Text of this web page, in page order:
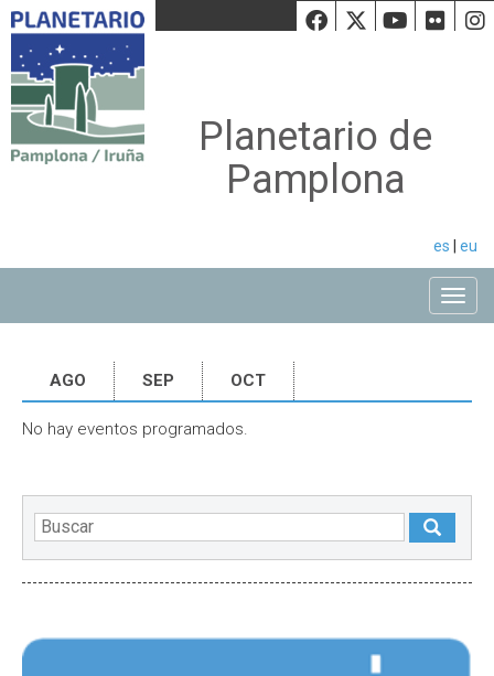
Facebook
Twiiter
Planetario de
Pamplona
es eu
AGO SEP OCT
No hay eventos programados.